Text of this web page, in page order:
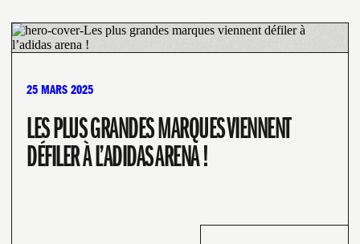
25 MARS 2025
LES PLUS GRANDES MARQUES VIENNENT
DÉFILER À L’ADIDAS ARENA !